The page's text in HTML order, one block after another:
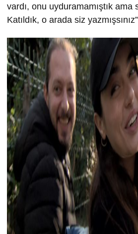
vardı, onu uyduramamıştık ama
Katıldık, o arada siz